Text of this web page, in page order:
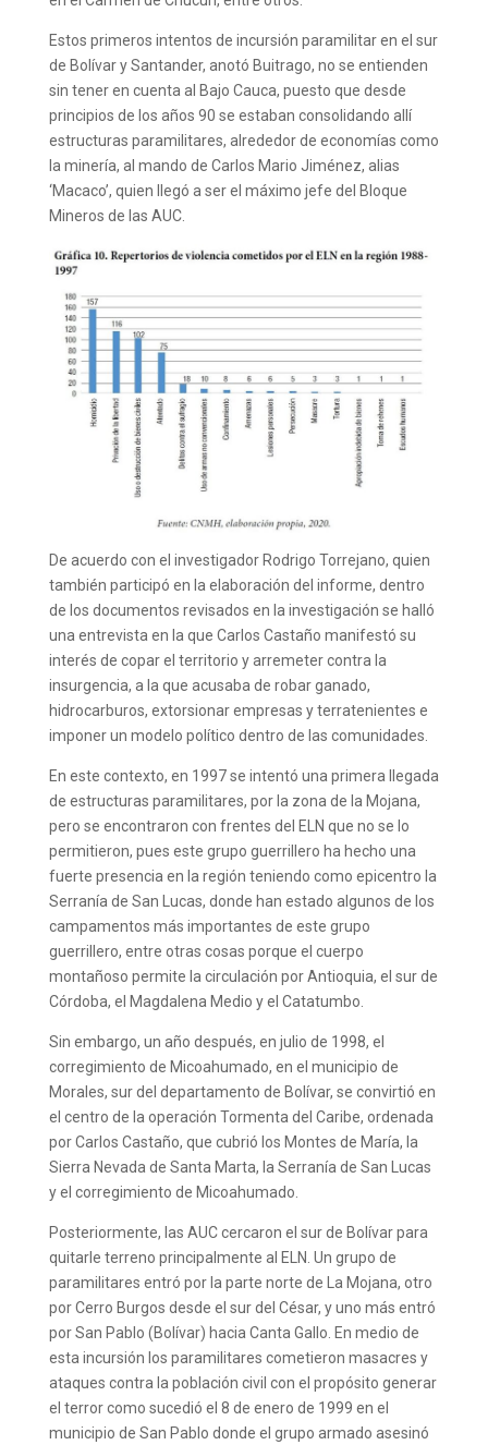
Estos primeros intentos de incursión paramilitar en el sur
de Bolívar y Santander, anotó Buitrago, no se entienden
sin tener en cuenta al Bajo Cauca, puesto que desde
principios de los años 90 se estaban consolidando allí
estructuras paramilitares, alrededor de economías como
la minería, al mando de Carlos Mario Jiménez, alias
‘Macaco’, quien llegó a ser el máximo jefe del Bloque
Mineros de las AUC.
De acuerdo con el investigador Rodrigo Torrejano, quien
también participó en la elaboración del informe, dentro
de los documentos revisados en la investigación se halló
una entrevista en la que Carlos Castaño manifestó su
interés de copar el territorio y arremeter contra la
insurgencia, a la que acusaba de robar ganado,
hidrocarburos, extorsionar empresas y terratenientes e
imponer un modelo político dentro de las comunidades.
En este contexto, en 1997 se intentó una primera llegada
de estructuras paramilitares, por la zona de la Mojana,
pero se encontraron con frentes del ELN que no se lo
permitieron, pues este grupo guerrillero ha hecho una
fuerte presencia en la región teniendo como epicentro la
Serranía de San Lucas, donde han estado algunos de los
campamentos más importantes de este grupo
guerrillero, entre otras cosas porque el cuerpo
montañoso permite la circulación por Antioquia, el sur de
Córdoba, el Magdalena Medio y el Catatumbo.
Sin embargo, un año después, en julio de 1998, el
corregimiento de Micoahumado, en el municipio de
Morales, sur del departamento de Bolívar, se convirtió en
el centro de la operación Tormenta del Caribe, ordenada
por Carlos Castaño, que cubrió los Montes de María, la
Sierra Nevada de Santa Marta, la Serranía de San Lucas
y el corregimiento de Micoahumado.
Posteriormente, las AUC cercaron el sur de Bolívar para
quitarle terreno principalmente al ELN. Un grupo de
paramilitares entró por la parte norte de La Mojana, otro
por Cerro Burgos desde el sur del César, y uno más entró
por San Pablo (Bolívar) hacia Canta Gallo. En medio de
esta incursión los paramilitares cometieron masacres y
ataques contra la población civil con el propósito generar
el terror como sucedió el 8 de enero de 1999 en el
municipio de San Pablo donde el grupo armado asesinó